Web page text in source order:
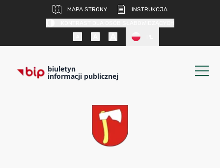
MAPA STRONY
INSTRUKCJA
biuletyn
informacji publicznej